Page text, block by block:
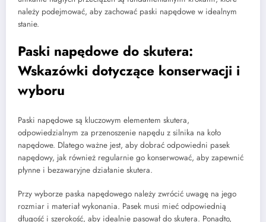
należy podejmować, aby zachować paski napędowe w idealnym
stanie.
Paski napędowe do skutera:
Wskazówki dotyczące konserwacji i
wyboru
Paski napędowe są kluczowym elementem skutera,
odpowiedzialnym za przenoszenie napędu z silnika na koło
napędowe. Dlatego ważne jest, aby dobrać odpowiedni pasek
napędowy, jak również regularnie go konserwować, aby zapewnić
płynne i bezawaryjne działanie skutera.
Przy wyborze paska napędowego należy zwrócić uwagę na jego
rozmiar i materiał wykonania. Pasek musi mieć odpowiednią
długość i szerokość, aby idealnie pasował do skutera. Ponadto,